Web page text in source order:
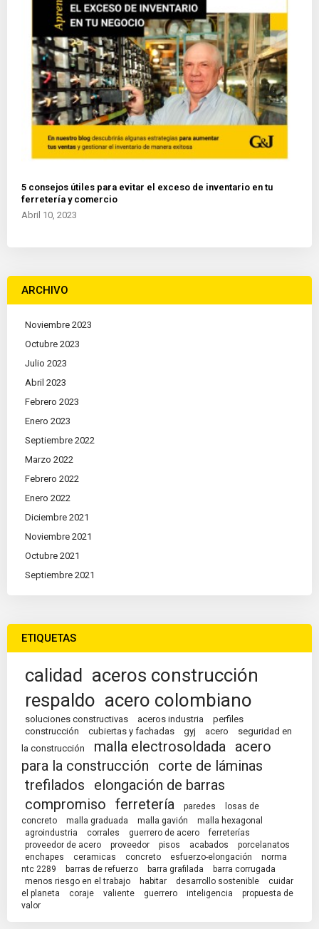
5 consejos útiles para evitar el exceso de inventario en tu
ferretería y comercio
Abril 10, 2023
ARCHIVO
Noviembre 2023
Octubre 2023
Julio 2023
Abril 2023
Febrero 2023
Enero 2023
Septiembre 2022
Marzo 2022
Febrero 2022
Enero 2022
Diciembre 2021
Noviembre 2021
Octubre 2021
Septiembre 2021
ETIQUETAS
calidad aceros construcción
respaldo acero colombiano
soluciones constructivas aceros industria
perfiles
construcción
cubiertas y fachadas gyj acero
seguridad en
la construcción
malla electrosoldada
acero
para la construcción
corte de láminas
trefilados
elongación de barras
compromiso ferretería paredes
losas de
concreto
malla graduada malla gavión
malla hexagonal
agroindustria
corrales guerrero de acero
ferreterías
proveedor de acero
proveedor pisos acabados
porcelanatos
enchapes
ceramicas concreto esfuerzo-elongación
norma
ntc 2289
barras de refuerzo barra grafilada
barra corrugada
menos riesgo en el trabajo
habitar desarrollo sostenible
cuidar
el planeta
coraje valiente guerrero inteligencia
propuesta de
valor